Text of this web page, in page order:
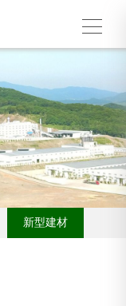
新型建材